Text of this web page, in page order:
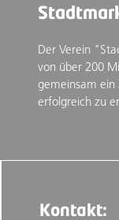
Der Verein
von über 200
gemeinsam ein
erfolgreich zu
Kontakt: